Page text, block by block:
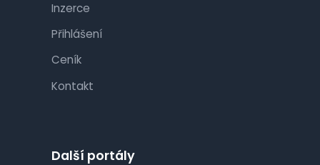
Inzerce
Přihlášení
Ceník
Kontakt
Další portály